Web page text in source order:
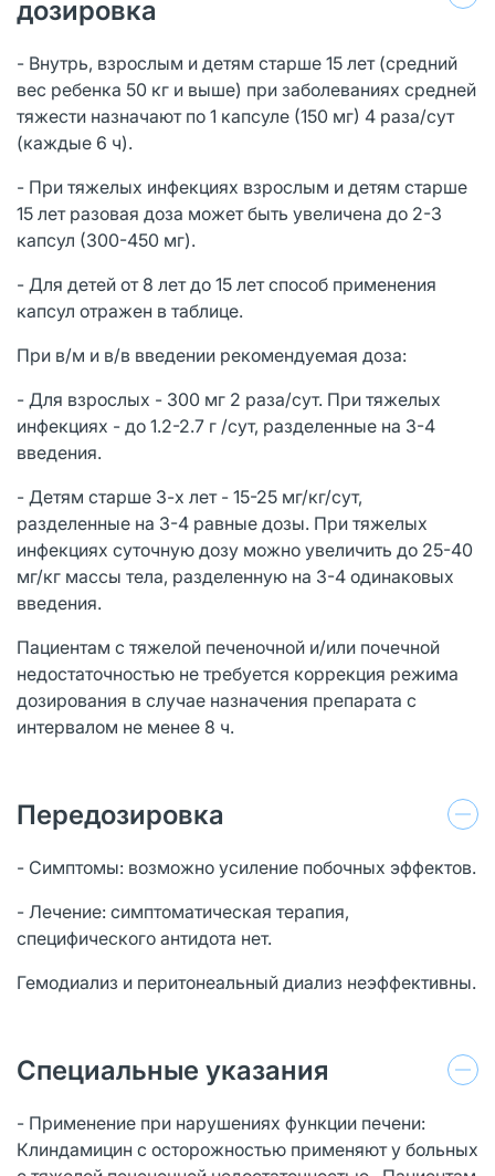
дозировка
- Внутрь, взрослым и детям старше 15 лет (средний
вес ребенка 50 кг и выше) при заболеваниях средней
тяжести назначают по 1 капсуле (150 мг) 4 раза/сут
(каждые 6 ч).
- При тяжелых инфекциях взрослым и детям старше
15 лет разовая доза может быть увеличена до 2-3
капсул (300-450 мг).
- Для детей от 8 лет до 15 лет способ применения
капсул отражен в таблице.
При в/м и в/в введении рекомендуемая доза:
- Для взрослых - 300 мг 2 раза/сут. При тяжелых
инфекциях - до 1.2-2.7 г /сут, разделенные на 3-4
введения.
- Детям старше 3-х лет - 15-25 мг/кг/сут,
разделенные на 3-4 равные дозы. При тяжелых
инфекциях суточную дозу можно увеличить до 25-40
мг/кг массы тела, разделенную на 3-4 одинаковых
введения.
Пациентам с тяжелой печеночной и/или почечной
недостаточностью не требуется коррекция режима
дозирования в случае назначения препарата с
интервалом не менее 8 ч.
Передозировка
- Симптомы: возможно усиление побочных эффектов.
- Лечение: симптоматическая терапия,
специфического антидота нет.
Гемодиализ и перитонеальный диализ неэффективны.
Специальные указания
- Применение при нарушениях функции печени:
Клиндамицин с осторожностью применяют у больных